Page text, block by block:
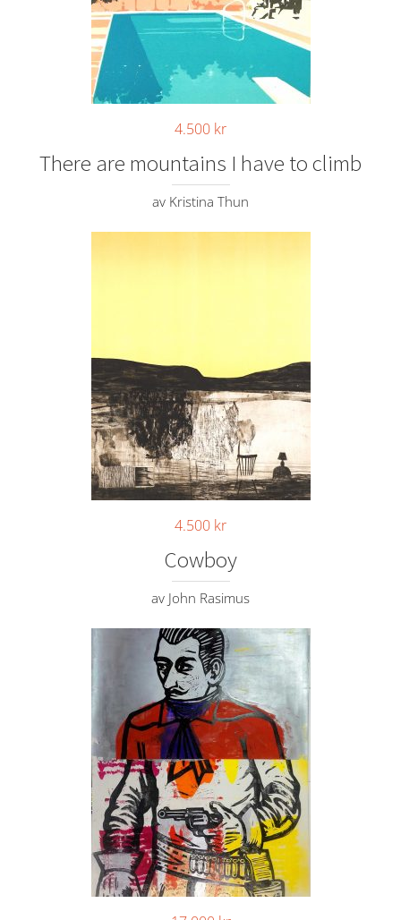
4.500 kr
There are mountains I have to climb
av Kristina Thun
4.500 kr
Cowboy
av John Rasimus